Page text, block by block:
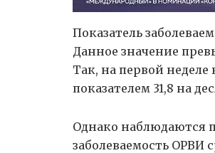
Показатель
Данное значение
Так, на первой неделе
показателем 31,8 на
Однако наблюдаются
заболеваемость ОРВИ